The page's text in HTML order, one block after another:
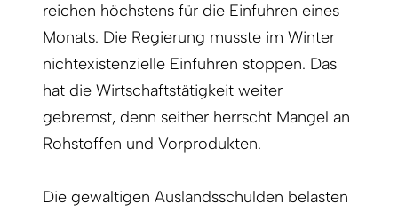
reichen höchstens für die Einfuhren eines
Monats. Die Regierung musste im Winter
nichtexistenzielle Einfuhren stoppen. Das
hat die Wirtschaftstätigkeit weiter
gebremst, denn seither herrscht Mangel an
Rohstoffen und Vorprodukten.
Die gewaltigen Auslandsschulden belasten